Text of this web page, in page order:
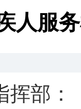
人服
部：